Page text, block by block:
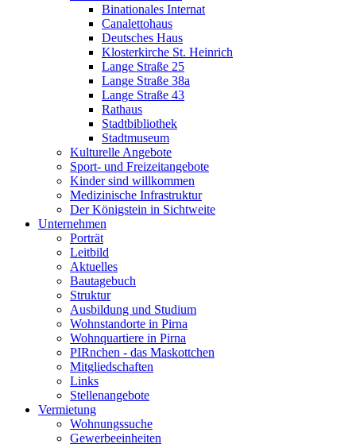
Binationales Internat
Canalettohaus
Deutsches Haus
Klosterkirche St. Heinrich
Lange Straße 25
Lange Straße 38a
Lange Straße 43
Rathaus
Stadtbibliothek
Stadtmuseum
Kulturelle Angebote
Sport- und Freizeitangebote
Kinder sind willkommen
Medizinische Infrastruktur
Der Königstein in Sichtweite
Unternehmen
Porträt
Leitbild
Aktuelles
Bautagebuch
Struktur
Ausbildung und Studium
Wohnstandorte in Pirna
Wohnquartiere in Pirna
PIRnchen - das Maskottchen
Mitgliedschaften
Links
Stellenangebote
Vermietung
Wohnungssuche
Gewerbeeinheiten